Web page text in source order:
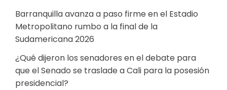
Barranquilla avanza a paso firme en el Estadio
Metropolitano rumbo a la final de la
Sudamericana 2026
¿Qué dijeron los senadores en el debate para
que el Senado se traslade a Cali para la posesión
presidencial?